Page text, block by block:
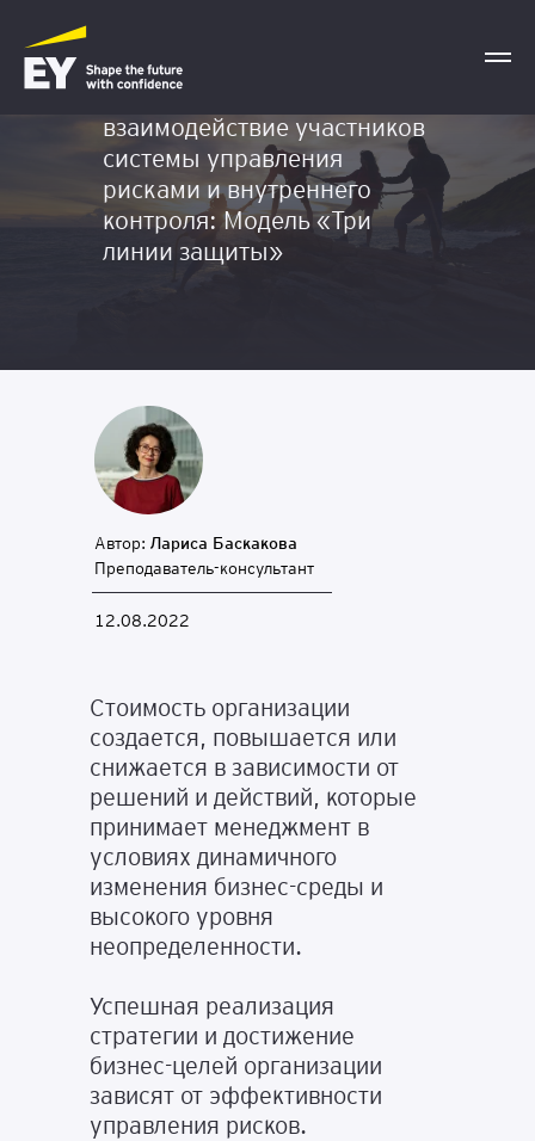
Координация и
взаимодействие участников
системы управления
рисками и внутреннего
контроля: Модель «Три
линии защиты»
Стоимость организации
создается, повышается или
снижается в зависимости от
решений и действий, которые
принимает менеджмент в
условиях динамичного
изменения бизнес-среды и
высокого уровня
неопределенности.
Успешная реализация
стратегии и достижение
бизнес-целей организации
зависят от эффективности
управления рисков.
Автор: Лариса Баскакова
Преподаватель-консультант
12.08.2022